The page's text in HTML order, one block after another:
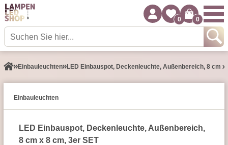
0 0
Einbauleuchten LED Einbauspot, Deckenleuchte, Außenbereich, 8 cm x
Einbauleuchten
LED Einbauspot, Deckenleuchte, Außenbereich,
8 cm x 8 cm, 3er SET